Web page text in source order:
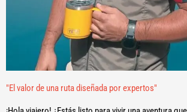
"El valor de una ruta diseñada por expertos"